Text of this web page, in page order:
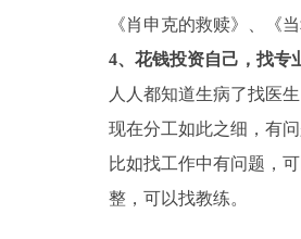
《肖申克的救赎》、《
4、花钱投资自己，找专
人人都知道生病了找医
现在分工如此之细，有
比如找工作中有问题，
整，可以找教练。